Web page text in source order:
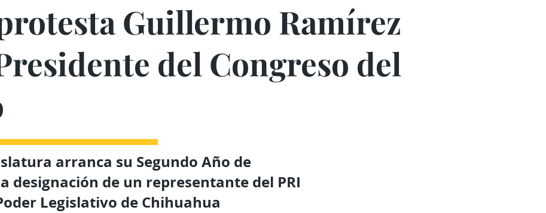
Guillermo Ramírez
del Congreso del
arranca su Segundo Año de
designación de un representante del PRI
Legislativo de Chihuahua